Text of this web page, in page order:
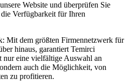
Website und überprüfen Sie
Verfügbarkeit für Ihren
Mit dem größten Firmennetzwerk für
hinaus, garantiert Temirci
nur eine vielfältige Auswahl an
auch die Möglichkeit, von
zu profitieren.